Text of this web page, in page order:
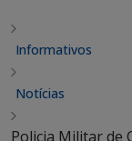
Informativos
Notícias
Policia Militar de